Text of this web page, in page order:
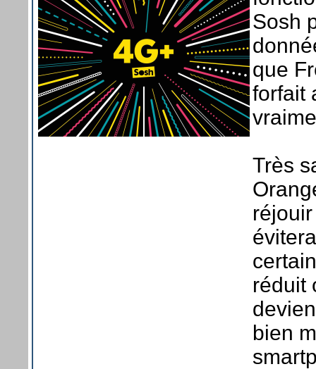
Sosh
que
forfait
Très
réduit
bien